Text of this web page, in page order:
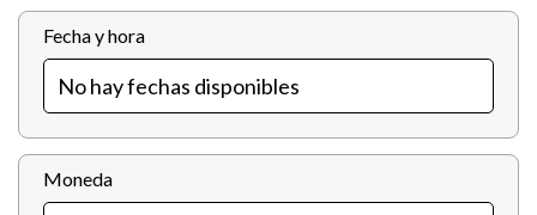
Fecha y hora
Moneda